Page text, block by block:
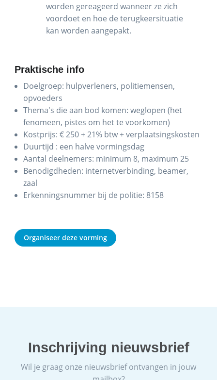
worden gereageerd wanneer ze zich
voordoet en hoe de terugkeersituatie
kan worden aangepakt.
Praktische info
Doelgroep: hulpverleners, politiemensen,
opvoeders
Thema's die aan bod komen: weglopen (het
fenomeen, pistes om het te voorkomen)
Kostprijs: € 250 + 21% btw + verplaatsingskosten
Duurtijd : een halve vormingsdag
Aantal deelnemers: minimum 8, maximum 25
Benodigdheden: internetverbinding, beamer,
zaal
Erkenningsnummer bij de politie: 8158
Organiseer deze vorming
Inschrijving nieuwsbrief
Wil je graag onze nieuwsbrief ontvangen in jouw